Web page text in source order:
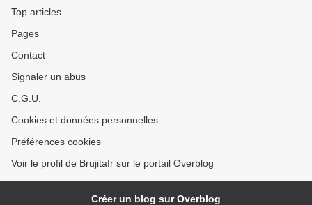
Top articles
Pages
Contact
Signaler un abus
C.G.U.
Cookies et données personnelles
Préférences cookies
Voir le profil de Brujitafr sur le portail Overblog
Créer un blog sur Overblog